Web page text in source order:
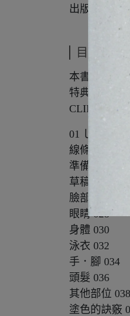
出版日：
目錄
本書使用方法
特典檔案的
CLIP
01 しわ的沾
線條的小撇
準備工作 025
草稿 026
臉部 027
眼睛 028
身體 030
泳衣 032
手．腳 034
頭髮 036
其他部位 038
塗色的訣竅